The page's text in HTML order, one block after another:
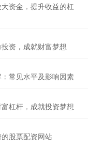
资金，提升收益的杠
资，成就财富梦想
常见水平及影响因素
杠杆，成就投资梦想
股票配资网站